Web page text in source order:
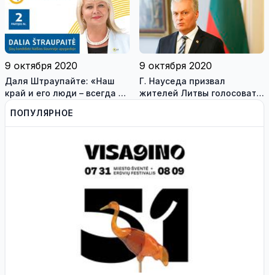
9 октября 2020
Даля Штраупайте: «Наш
край и его люди – всегда в
моем сердце, вы - вся моя
жизнь!»
9 октября 2020
Г. Науседа призвал
жителей Литвы голосовать:
ПОПУЛЯРНОЕ